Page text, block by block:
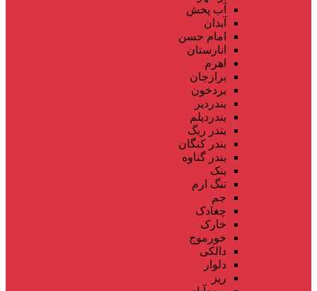
آب پخش
آبدان
امام حسن
انارستان
اهرم
برازجان
بردخون
بندردیر
بندردیلم
بندر ریگ
بندر کنگان
بندر گناوه
بنک
تنگ ارم
جم
چغادک
خارک
خورموج
دالکی
دلوار
ریز